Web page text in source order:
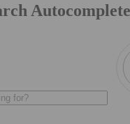
Autocomplete